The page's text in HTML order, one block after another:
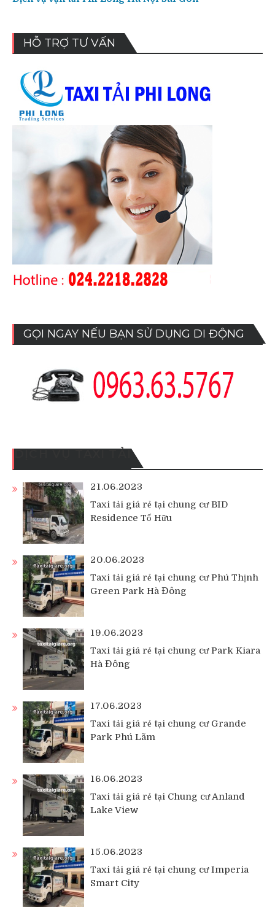
HỖ TRỢ TƯ VẤN
GỌI NGAY NẾU BẠN SỬ DỤNG DI ĐỘNG
21.06.2023
Taxi tải giá rẻ tại chung cư BID
Residence Tố Hữu
20.06.2023
Taxi tải giá rẻ tại chung cư Phú Thịnh
Green Park Hà Đông
19.06.2023
Taxi tải giá rẻ tại chung cư Park Kiara
Hà Đông
17.06.2023
Taxi tải giá rẻ tại chung cư Grande
Park Phú Lãm
16.06.2023
Taxi tải giá rẻ tại Chung cư Anland
Lake View
15.06.2023
Taxi tải giá rẻ tại chung cư Imperia
Smart City